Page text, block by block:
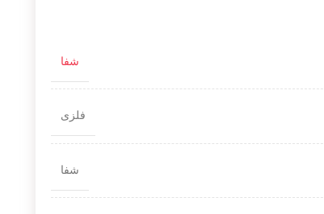
شفا
فلزی
شفا